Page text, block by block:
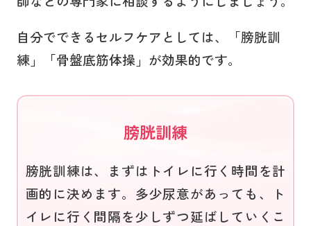
自分でできるセルフケアとしては、「膀胱訓
練」「骨盤底筋体操」が効果的です。
膀胱訓練
膀胱訓練は、まずはトイレに行く時間を計
画的に決めます。多少尿意があっても、ト
イレに行く間隔を少しずつ延ばしていくこ